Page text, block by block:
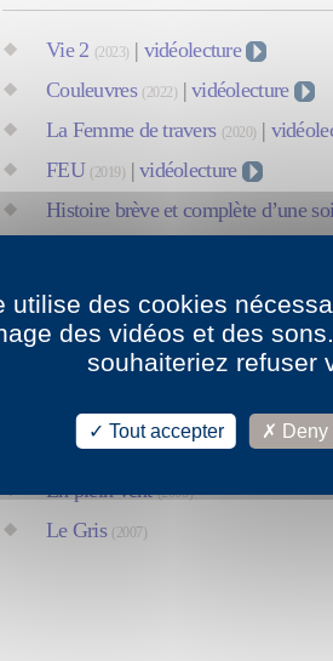
Vie 2 (2023) | vidéolecture
Couleuvres (2022) |vidéolecture
La Femme de travers (2020) |
FEU (2019) |vidéolecture
Histoire brève et complète d’une
Deux bêtes à l’intérieur
(2014)
Les Rayons du soleil (2013) |
S’autodétruire et les enfants (2011) |
Les Algues (2010) |vidéolecture
Compression (2009)
En plein vent (2008)
Le Gris (2007)
utilise des cookies
des vidéos et des
souhaiteriez refuser
Tout accepter